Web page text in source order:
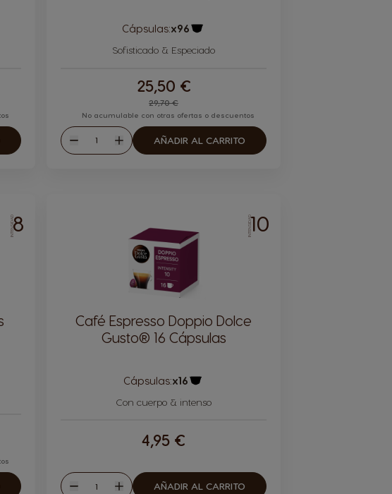
Cápsulas:x96
Sofisticado & Especiado
Regular Price
29,70 €
25,50 €
No acumulable con otras ofertas o descuentos
Disminuir
Cantidad
Aumentar
AÑADIR AL CARRITO
INTENSIDAD8 INTENSIDAD10
Café Espresso Doppio Dolce
Gusto® 16 Cápsulas
Cápsulas:x16
Con cuerpo & intenso
4,95 €
Cantidad AÑADIR AL CARRITO